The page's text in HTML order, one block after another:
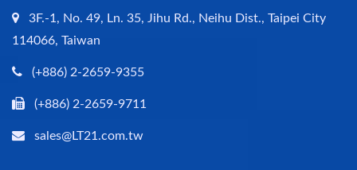
3F.-1, No. 49, Ln. 35, Jihu Rd., Neihu Dist., Taipei City
114066, Taiwan
(+886) 2-2659-9355
(+886) 2-2659-9711
sales@LT21.com.tw